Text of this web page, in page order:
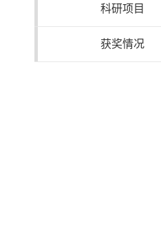
科研项目
获奖情况